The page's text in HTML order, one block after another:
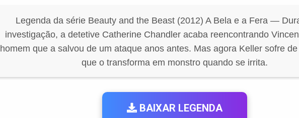
Legenda da série Beauty and the Beast (2012) A Bela e a Fera —
investigação, a detetive Catherine Chandler acaba reencontrando
homem que a salvou de um ataque anos antes. Mas agora Keller sofre
que o transforma em monstro quando se irrita.
BAIXAR LEGENDA